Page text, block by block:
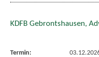
KDFB Gebrontshausen,
Termin: